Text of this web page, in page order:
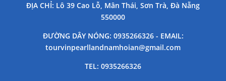
ĐỊA CHỈ: Lô 39 Cao Lỗ, Mân Thái, Sơn Trà, Đà Nẵng
550000
ĐƯỜNG DÂY NÓNG: 0935266326 - EMAIL:
tourvinpearllandnamhoian@gmail.com
TEL: 0935266326